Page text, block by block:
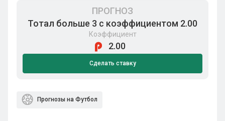
ПРОГНОЗ
Тотал больше 3 с коэффициентом 2.00
Коэффициент
2.00
Сделать ставку
Прогнозы на Футбол